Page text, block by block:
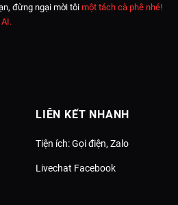
đừng ngại mời tôi một tách cà phê nhé!
.
LIÊN KẾT NHANH
Tiện ích: Gọi điện, Zalo
Livechat Facebook